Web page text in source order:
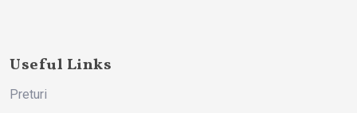
Useful Links
Preturi